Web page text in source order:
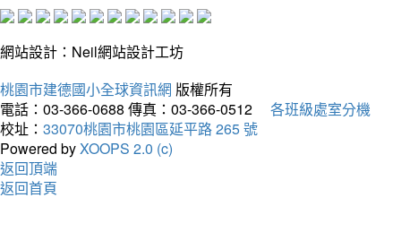
網站設計：Neil網站設計工坊
桃園市建德國小全球資訊網 版權所有
電話：03-366-0688 傳真：03-366-0512
各班級處室分機
校址： 33070桃園市桃園區延平路 265 號
Powered byXOOPS 2.0 (c)
返回頂端
返回首頁